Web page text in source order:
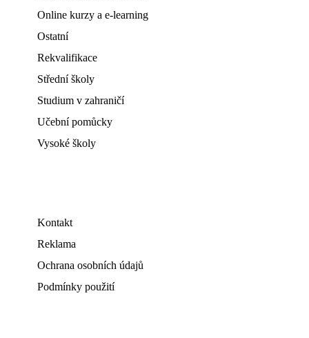
Online kurzy a e-learning
Ostatní
Rekvalifikace
Střední školy
Studium v zahraničí
Učební pomůcky
Vysoké školy
Kontakt
Reklama
Ochrana osobních údajů
Podmínky použití